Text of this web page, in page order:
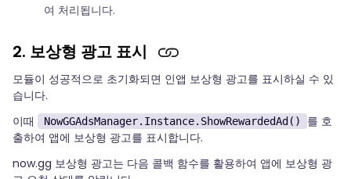
여 처리됩니다.
2. 보상형 광고 표시
모듈이 성공적으로 초기화되면 인앱 보상형 광고를 표시하실 수 있
습니다.
이때
NowGGAdsManager.Instance.ShowRewardedAd()
를 호
출하여 앱에 보상형 광고를 표시합니다.
now.gg 보상형 광고는 다음 콜백 함수를 활용하여 앱에 보상형 광